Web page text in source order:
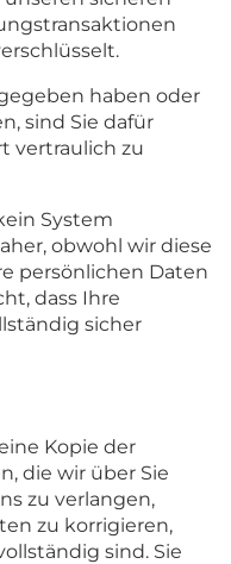
haben oder
sind Sie dafür
vertraulich zu
System
obwohl wir diese
persönlichen Daten
dass Ihre
sicher
Kopie der
die wir über Sie
zu verlangen,
zu korrigieren,
sind. Sie